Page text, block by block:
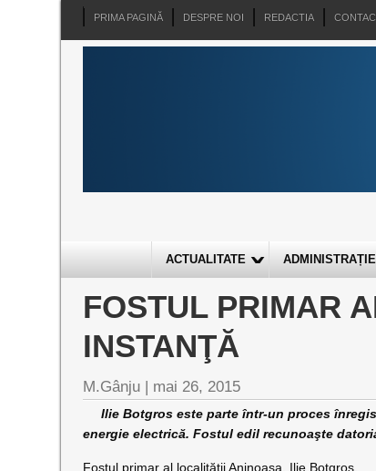
PRIMA PAGINĂ DESPRE NOI REDACTIA
ACTUALITATE ADMINISTRAȚIE
FOSTUL PRIMAR
INSTANŢĂ
M.Gânju | mai 26, 2015
Ilie Botgros este parte într-un proces
energie electrică. Fostul edil recunoaşte
Fostul primar al localităţii Aninoasa, Ilie Botgros,